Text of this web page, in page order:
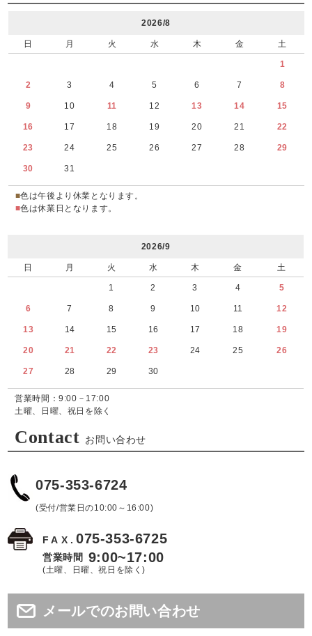
2026/8
日 月 火 水 木 金 土
1
2 3 4 5 6 7 8
9 10 11 12 13 14 15
16 17 18 19 20 21 22
23 24 25 26 27 28 29
30 31
■色は午後より休業となります。
■色は休業日となります。
2026/9
日 月 火 水 木 金 土
1 2 3 4 5
6 7 8 9 10 11 12
13 14 15 16 17 18 19
20 21 22 23 24 25 26
27 28 29 30
営業時間：9:00－17:00
土曜、日曜、祝日を除く
Contact お問い合わせ
075-353-6724
(受付/営業日の10:00～16:00)
FAX.075-353-6725
営業時間 9:00~17:00
(土曜、日曜、祝日を除く)
メールでのお問い合わせ